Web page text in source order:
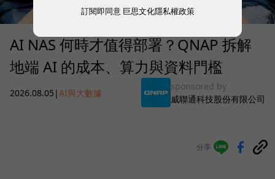
AI NAS 何時才值得部署？QNAP 拆解
地端 AI 的成本、算力與資料門檻
2026.08.05 |AI與大數據
sponsored by
威聯通科技股份有限公司
分享
訂閱即同意 巨思文化隱私權政策